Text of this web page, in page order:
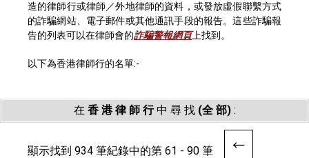
造的律師行或律師／外地律師的資料，或發放虛假聯繫方式
的詐騙網站、電子郵件或其他通訊手段的報告。這些詐騙報
告的列表可以在律師會的詐騙警報網頁上找到。
以下為香港律師行的名單:-
在 香 港 律 師 行中 尋 找 (全 部):
顯示找到 934 筆紀錄中的第 61 - 90 筆